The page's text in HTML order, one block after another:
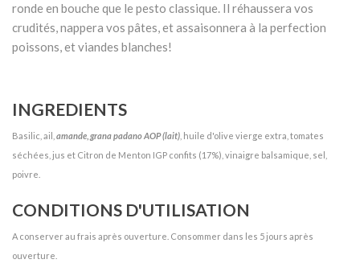
ronde en bouche que le pesto classique. Il réhaussera vos
crudités, nappera vos pâtes, et assaisonnera à la perfection
poissons, et viandes blanches!
INGREDIENTS
Basilic, ail, amande grana padano AOP (lait) , huile d'olive vierge extra, tomates
séchées, jus et Citron de Menton IGP confits (17%), vinaigre balsamique, sel,
poivre.
CONDITIONS D'UTILISATION
A conserver au frais après ouverture. Consommer dans les 5 jours après
ouverture.